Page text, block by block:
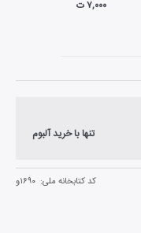
۷,۰۰۰ ت
تنها با خرید آلبوم
کد کتابخانه ملی: ۱۶۹۰و